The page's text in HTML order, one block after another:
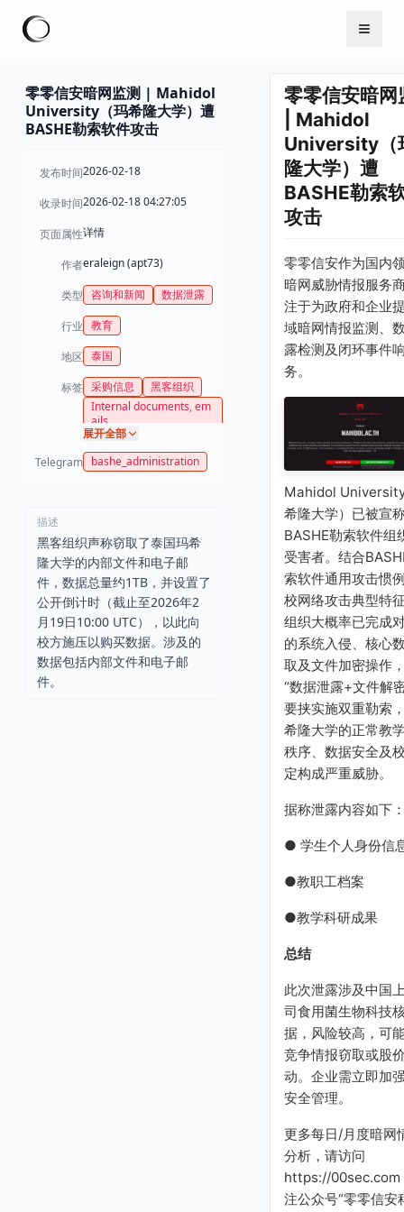
零零信安暗网监测 | Mahidol
University（玛希隆大学）遭
BASHE勒索软件攻击
发布时间2026-02-18
收录时间2026-02-18 04:27:05
页面属性详情
作者eraleign (apt73)
类型 咨询和新闻 数据泄露
行业 教育
地区 泰国
标签 采购信息
黑客组织
Internal documents, em
ails
展开全部
Telegram bashe_administration
描述
黑客组织声称窃取了泰国玛希
隆大学的内部文件和电子邮
件，数据总量约1TB，并设置了
公开倒计时（截止至2026年2
月19日10:00 UTC），以此向
校方施压以购买数据。涉及的
数据包括内部文件和电子邮
件。
零零信安暗网
| Mahidol
University（
隆大学）遭
BASHE勒索
攻击
零零信安作为国内
暗网威胁情报服务
注于为政府和企业
域暗网情报监测、
露检测及闭环事件
务。
Mahidol
希隆大学）已被宣
BASHE勒索软件组
受害者。结合
索软件通用攻击惯
校网络攻击典型特
组织大概率已完成
的系统入侵、核心
取及文件加密操作
“数据泄露+文件解
要挟实施双重勒索
希隆大学的正常教
秩序、数据安全及
定构成严重威胁。
据称泄露内容如下
● 学生个人身份信
●教职工档案
●教学科研成果
总结
此次泄露涉及中国
司食用菌生物科技
据，风险较高，可
竞争情报窃取或股
动。企业需立即加
安全管理。
更多每日/月度暗网
分析，请访问
https://00sec.com
注公众号“零零信安